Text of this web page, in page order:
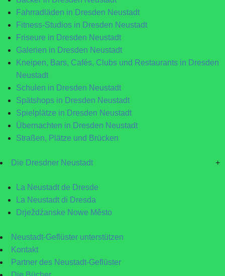
Fahrradläden in Dresden Neustadt
Fitness-Studios in Dresden Neustadt
Friseure in Dresden Neustadt
Galerien in Dresden Neustadt
Kneipen, Bars, Cafés, Clubs und Restaurants in Dresden
Neustadt
Schulen in Dresden Neustadt
Spätshops in Dresden Neustadt
Spielplätze in Dresden Neustadt
Übernachten in Dresden Neustadt
Straßen, Plätze und Brücken
Die Dresdner Neustadt +
La Neustadt de Dresde
La Neustadt di Dresda
Drježdźanske Nowe Město
Neustadt-Geflüster unterstützen
Kontakt
Partner des Neustadt-Geflüster